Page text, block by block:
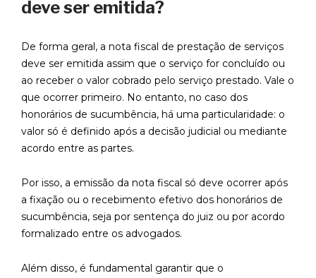
deve ser emitida?
‍De forma geral, a nota fiscal de prestação de serviços
deve ser emitida assim que o serviço for concluído ou
ao receber o valor cobrado pelo serviço prestado. Vale o
que ocorrer primeiro. No entanto, no caso dos
honorários de sucumbência, há uma particularidade: o
valor só é definido após a decisão judicial ou mediante
acordo entre as partes.
Por isso, a emissão da nota fiscal só deve ocorrer após
a fixação ou o recebimento efetivo dos honorários de
sucumbência, seja por sentença do juiz ou por acordo
formalizado entre os advogados.
Além disso, é fundamental garantir que o